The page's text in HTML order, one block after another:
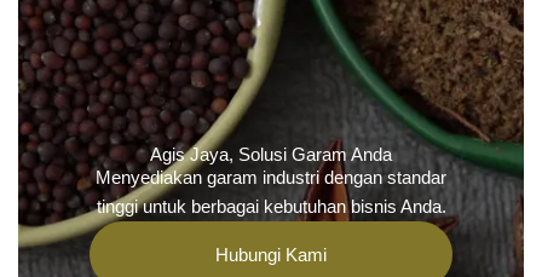
Agis Jaya, Solusi Garam Anda
Menyediakan garam industri dengan standar
tinggi untuk berbagai kebutuhan bisnis Anda.
Hubungi Kami